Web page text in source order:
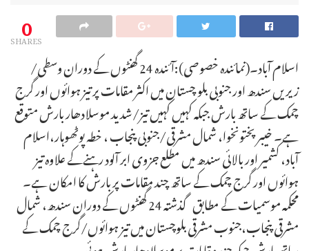
0
SHARES
اسلام آباد۔(نمائندہ خصوصی):آئندہ 24 گھنٹوں کے دوران وسطی/
زیریں سندھ اور جنوبی بلو چستان میں اکثر مقامات پر تیز ہوائوں اور گرج
چمک کے ساتھ بارش جبکہ کہیں کہیں تیز/شدید موسلادھار بارش متوقع
ہے۔ خیبر پختونخوا، شمال مشرقی/جنوبی پنجاب ، خطہ پوٹھوہار،اسلام
آباد، کشمیر اور بالائی سندھ میں مطلع جزوی ابر آلود رہنےکے علاوہ تیز
ہوائوں اور گرج چمک کے ساتھ چند مقامات پر بارش کا امکان ہے۔
محکمہ موسمیات کے مطابق گذشتہ 24 گھنٹوں کے دوران سندھ، شمال
مشرقی پنجاب،جنوب مشرقی بلوچستان میں تیز ہوائوں/گرج چمک کے